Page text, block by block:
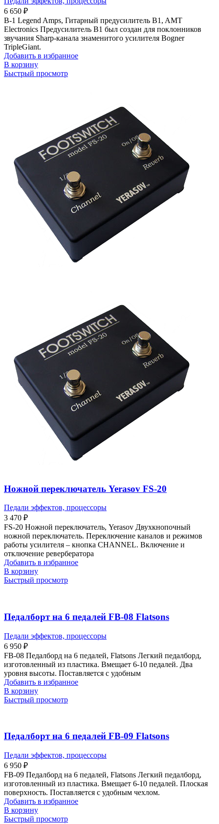
6 650 ₽
B-1 Legend Amps, Гитарный предусилитель B1, AMT
Electronics Предусилитель B1 был создан для поклонников
звучания Sharp-канала знаменитого усилителя Bogner
TripleGiant.
Добавить в избранное
В корзину
Быстрый просмотр
Ножной переключатель Yerasov FS-20
Педали эффектов, процессоры
3 470 ₽
FS-20 Ножной переключатель, Yerasov Двухкнопочный
ножной переключатель. Переключение каналов и режимов
работы усилителя – кнопка CHANNEL. Включение и
отключение ревербератора
Добавить в избранное
В корзину
Быстрый просмотр
Педалборт на 6 педалей FB-08 Flatsons
Педали эффектов, процессоры
6 950 ₽
FB-08 Педалборд на 6 педалей, Flatsons Легкий педалборд,
изготовленный из пластика. Вмещает 6-10 педалей. Два
уровня высоты. Поставляется с удобным
Добавить в избранное
В корзину
Быстрый просмотр
Педалборт на 6 педалей FB-09 Flatsons
Педали эффектов, процессоры
6 950 ₽
FB-09 Педалборд на 6 педалей, Flatsons Легкий педалборд,
изготовленный из пластика. Вмещает 6-10 педалей. Плоская
поверхность. Поставляется с удобным чехлом.
Добавить в избранное
В корзину
Быстрый просмотр